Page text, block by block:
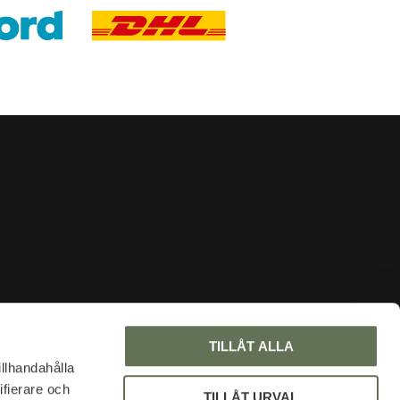
och
TILLÅT ALLA
TILLÅT URVAL
About us